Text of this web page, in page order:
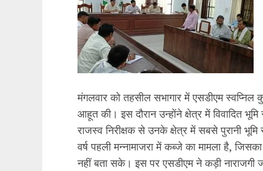
मंगलवार को तहसील सभागार में एसडीएम स्वप्निल
आहूत की। इस दौरान उन्होंने क्षेत्र में विवादित
राजस्व निरीक्षक से उनके क्षेत्र में सबसे पुरानी
वर्ष पहली मन्नामाजरा में कब्जे का मामला है,
नहीं बता सके। इस पर एसडीएम ने कड़ी नाराजगी